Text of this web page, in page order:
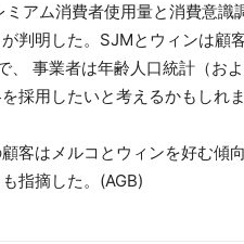
ミアム消費者使用量と消費意
判明した。SJMとウィンは顧
、 事業者は年齢人口統計（お
採用したいと考えるかもしれま
客はメルコとウィンを好む傾
指摘した。(AGB)